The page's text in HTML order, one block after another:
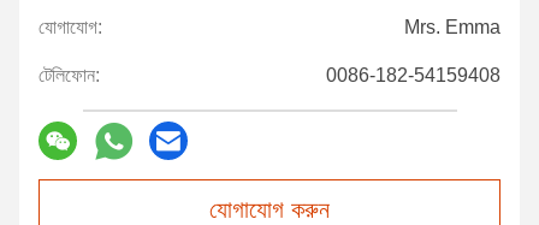
যোগাযোগ: Mrs. Emma
টেলিফোন: 0086-182-54159408
যোগাযোগ করুন